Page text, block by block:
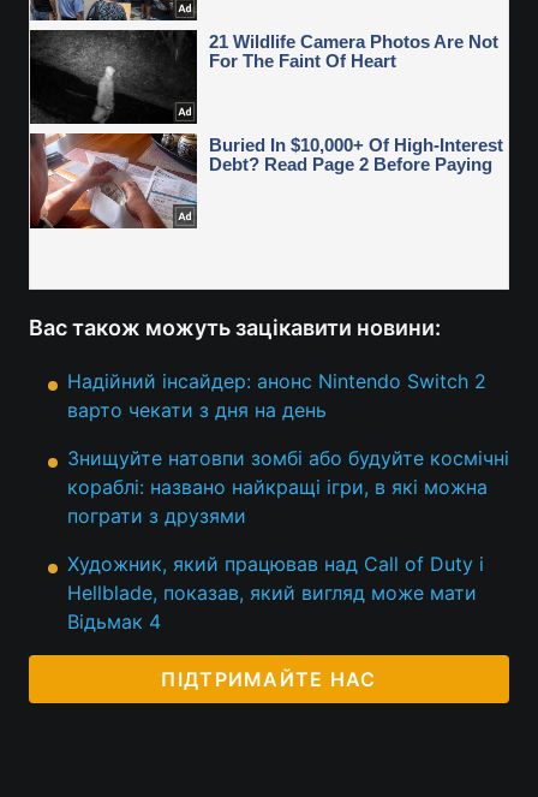
Вас також можуть зацікавити новини:
Надійний інсайдер: анонс Nintendo Switch 2
варто чекати з дня на день
Знищуйте натовпи зомбі або будуйте космічні
кораблі: названо найкращі ігри, в які можна
пограти з друзями
Художник, який працював над Call of Duty і
Hellblade, показав, який вигляд може мати
Відьмак 4
ПІДТРИМАЙТЕ НАС